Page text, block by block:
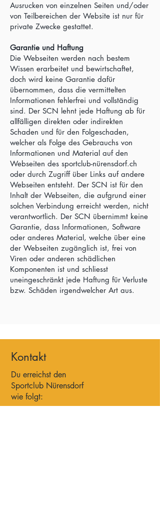
Ausrucken von einzelnen Seiten und/oder
von Teilbereichen der Website ist nur für
private Zwecke gestattet.
Garantie und Haftung
Die Webseiten werden nach bestem
Wissen erarbeitet und bewirtschaftet,
doch wird keine Garantie dafür
übernommen, dass die vermittelten
Informationen fehlerfrei und vollständig
sind. Der SCN lehnt jede Haftung ab für
allfälligen direkten oder indirekten
Schaden und für den Folgeschaden,
welcher als Folge des Gebrauchs von
Informationen und Material auf den
Webseiten des sportclub-nürensdorf.ch
oder durch Zugriff über Links auf andere
Webseiten entsteht. Der SCN ist für den
Inhalt der Webseiten, die aufgrund einer
solchen Verbindung erreicht werden, nicht
verantwortlich. Der SCN übernimmt keine
Garantie, dass Informationen, Software
oder anderes Material, welche über eine
der Webseiten zugänglich ist, frei von
Viren oder anderen schädlichen
Komponenten ist und schliesst
uneingeschränkt jede Haftung für Verluste
bzw. Schäden irgendwelcher Art aus.
Kontakt
Du erreichst den
Sportclub Nürensdorf
wie folgt: